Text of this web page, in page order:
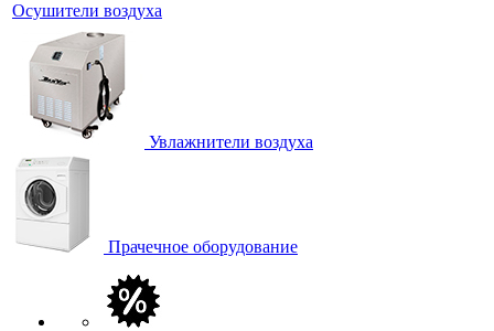
Осушители воздуха
Увлажнители воздуха
Прачечное оборудование